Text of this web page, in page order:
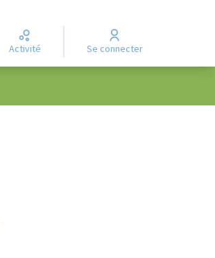
Activité Se connecter